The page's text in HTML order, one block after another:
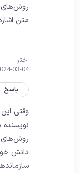
روش‌های
متن
اختر
2024-03-04 2:54
پاسخ
وقتی
نویسنده
روش‌های
دانش